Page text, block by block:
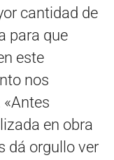
cantidad de
para que
este
nos
«Antes
en obra
dá orgullo ver